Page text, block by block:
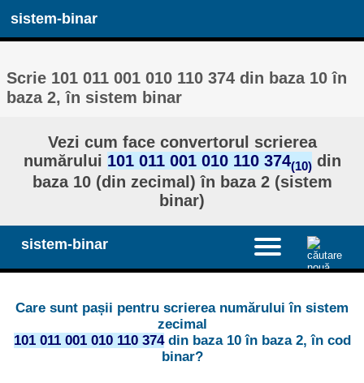
sistem-binar
Scrie 101 011 001 010 110 374 din baza 10 în
baza 2, în sistem binar
Vezi cum face convertorul scrierea
numărului 101 011 001 010 110 374(10) din
baza 10 (din zecimal) în baza 2 (sistem
binar)
sistem-binar
Care sunt pașii pentru scrierea numărului în sistem
zecimal
101 011 001 010 110 374din baza 10 în baza 2, în cod
binar?